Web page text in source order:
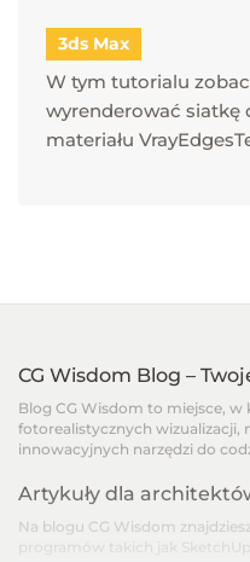
3ds Max
W tym tutorialu
wyrenderować siatkę
materiału
CG Wisdom Blog –
Blog CG Wisdom to miejsce,
fotorealistycznych wizualizacji,
innowacyjnych narzędzi do
Artykuły dla
Na blogu CG Wisdom
programów takich jak